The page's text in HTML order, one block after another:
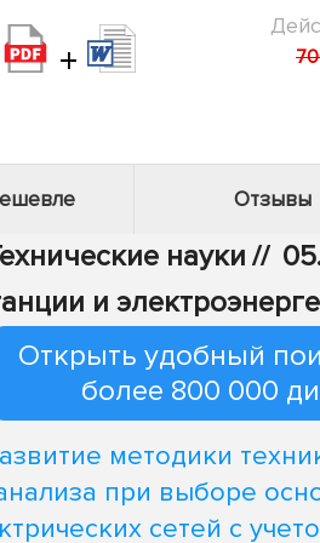
+
Отзывы
науки //
и
Открыть удобный
более 800 000
методики
при выборе
сетей с